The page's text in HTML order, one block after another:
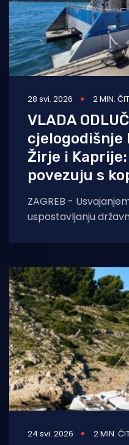
28 svi. 2026 2 MIN.
VLADA
cjelogodišnje
Žirje i
povezuju s
ZAGREB -
uspostavljanju
brzobrodskih linija
24 svi. 2026 2 MIN.